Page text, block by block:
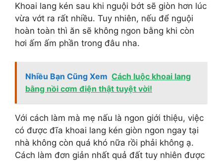
Khoai lang kén sau khi nguội bớt sẽ giòn hơn lúc
vừa vớt ra rất nhiều. Tuy nhiên, nếu để nguội
hoàn toàn thì ăn sẽ không ngon bằng khi còn
hơi ấm ấm phần trong đâu nha.
Nhiều Bạn Cũng Xem Cách luộc khoai lang
bằng nồi cơm điện thật tuyệt vời!
Với cách làm mà mẹ nấu là ngon giới thiệu, việc
có được đĩa khoai lang kén giòn ngon ngay tại
nhà không còn quá khó nữa rồi phải không ạ.
Cách làm đơn giản nhất quả đất tuy nhiên được